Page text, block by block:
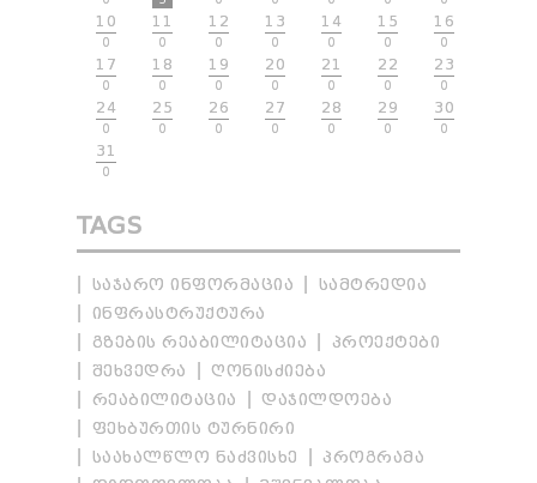
10
0
11
0
12
0
13
0
14
0
15
0
16
0
17
0
18
0
19
0
20
0
21
0
22
0
23
0
24
0
25
0
26
0
27
0
28
0
29
0
30
0
31
0
TAGS
ᲡᲐᲯᲐᲠᲝ ᲘᲜᲤᲝᲠᲛᲐᲪᲘᲐ
ᲡᲐᲛᲢᲠᲔᲓᲘᲐ
ᲘᲜᲤᲠᲐᲡᲢᲠᲣᲥᲢᲣᲠᲐ
ᲒᲖᲔᲑᲘᲡ ᲠᲔᲐᲑᲘᲚᲘᲢᲐᲪᲘᲐ
ᲞᲠᲝᲔᲥᲢᲔᲑᲘ
ᲨᲔᲮᲕᲔᲓᲠᲐ
ᲦᲝᲜᲘᲡᲫᲘᲔᲑᲐ
ᲠᲔᲐᲑᲘᲚᲘᲢᲐᲪᲘᲐ
ᲓᲐᲯᲘᲚᲓᲝᲔᲑᲐ
ᲤᲔᲮᲑᲣᲠᲗᲘᲡ ᲢᲣᲠᲜᲘᲠᲘ
ᲡᲐᲐᲮᲐᲚᲬᲚᲝ ᲜᲐᲫᲕᲘᲡᲮᲔ
ᲞᲠᲝᲒᲠᲐᲛᲐ